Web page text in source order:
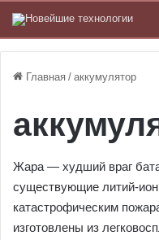
Главная / аккумулятор
Жара — худший враг
существующие литий-
катастрофическим
изготовлены из